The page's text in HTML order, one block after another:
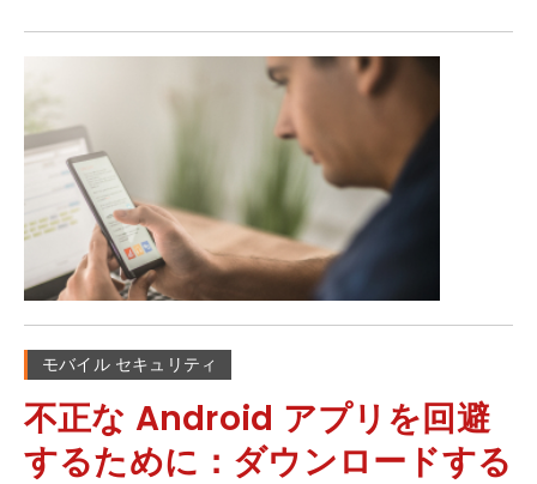
すると、スマートサーモスタットやWebカメラのようなIoT（Internet of
Things）デバイス含め、ネットワークに接続されているすべてのデバイ
スのセキュリティが確保されます。しかし、多くのIoTデバイスには、セ
キュリティ対策が搭載されていないため、ハッカーがネットワーク全体に
侵入するための脆弱なポイントとなってしまうという点は注意が必要で
す。 4. クリックする際は慎重に 高性能な技術的対策を実践した後は、不
用意なクリックをして危険を招かないように気をつけましょう。今日のオ
ンライン上には、フィッシングやソーシャルエンジニアリングを中心に多
くの危険があります。ソーシャルエンジニアリングとはネットワークに侵
入するために必要となるパスワードなどの重要な情報を盗み出す方法で
す。これらは明らかに詐欺目的のために、個人情報や機密情報を騙し取る
ものばかりです。スパムメール、「無料」と書かれた偽のサービスや商
まりにも条件が良すぎるサービスや、常識を超える範囲で多くの個人情報
題のように見えるものもあります。しかし、こうした兆候は、スマートフ
ォンにマルウェアがインストールされているなど、重大な問題を示してい
る可能性があります。マルウェアによって大量のシステム リソースが消費
されたり、他のアプリケーションや OS との競合が発生する可能性がある
ため、スマートフォンの動作が重くなったり、異常な動作が発生したりす
る場合があります。 ただ、こうした現象が発生するのは、ある意味では悪
いことではありません。マルウェアの動作は非効率的で、スマートフォン
でさまざまな障害が発生するため、その存在に気付くことができるので
す。スマートフォンを常に持ち歩くようになった現在では、こうした兆候
にすぐに気付くことができます。ささいな兆候に注意すれば、目に見えな
い大きな問題を見つけることができます。 ハッキング ソフトウェアとそ
の症状 ハッカーは、ハッキング ソフトウェアを物理的にスマートフォン
に侵入させたり、不正な Web サイトやフィッシング攻撃や偽のアプリで
ユーザーを騙してハッキング ソフトウェアをスマートフォンにインストー
ルさせたりします。ハッキング ソフトウェアにより、以下のような問題が
発生する可能性があります。 キーロギング: これは、ストーカーのような
ものです。スマートフォンで文字を入力したり、画面をタップしたり、通
話をしたりする際に、スマートフォンから情報を盗み出します。 トロイの
木馬: これは、マルウェアの一種です。スマートフォンに侵入して、クレ
モバイル セキュリティ
不正な Android アプリを回避
するために：ダウンロードする